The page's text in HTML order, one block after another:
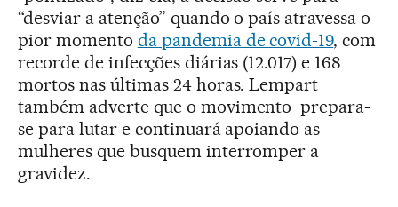
“desviar a atenção” quando o país atravessa o
pior momento da pandemia de covid-19, com
recorde de infecções diárias (12.017) e 168
mortos nas últimas 24 horas. Lempart
também adverte que o movimento prepara-
se para lutar e continuará apoiando as
mulheres que busquem interromper a
gravidez.